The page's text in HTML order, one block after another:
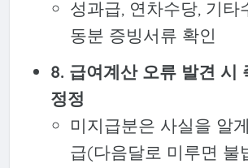
성과급, 연차수당, 기타
동분 증빙서류 확인
8. 급여계산 오류 발견 시
정정
미지급분은 사실을 알
급(다음달로 미루면 불